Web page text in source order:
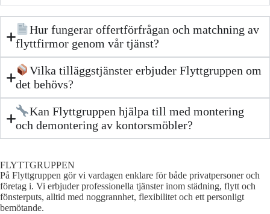
Hur fungerar offertförfrågan och matchning av
flyttfirmor genom vår tjänst?
Vilka tilläggstjänster erbjuder Flyttgruppen om
det behövs?
Kan Flyttgruppen hjälpa till med montering
och demontering av kontorsmöbler?
FLYTTGRUPPEN
På Flyttgruppen gör vi vardagen enklare för både privatpersoner och
företag i. Vi erbjuder professionella tjänster inom städning, flytt och
fönsterputs, alltid med noggrannhet, flexibilitet och ett personligt
bemötande.